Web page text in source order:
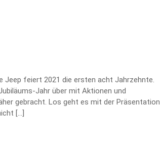
Jeep feiert 2021 die ersten acht Jahrzehnte.
Jahr über mit Aktionen und
gebracht. Los geht es mit der Präsentation
[…]